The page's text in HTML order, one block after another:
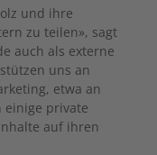
und ihre
zu teilen», sagt
auch als externe
uns an
etwa an
einige private
auf ihren